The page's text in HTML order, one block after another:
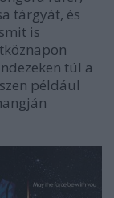
tárgyát, és
is
túl a
például